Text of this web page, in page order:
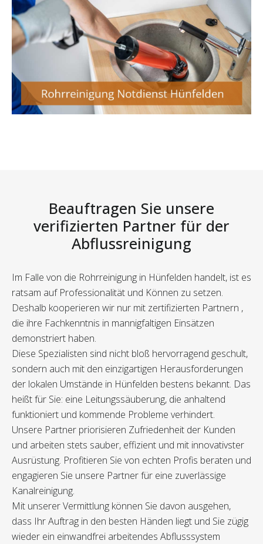
Beauftragen Sie unsere
verifizierten Partner für der
Abflussreinigung
Im Falle von die Rohrreinigung in Hünfelden handelt, ist es
ratsam auf Professionalität und Können zu setzen.
Deshalb kooperieren wir nur mit zertifizierten Partnern ,
die ihre Fachkenntnis in mannigfaltigen Einsätzen
demonstriert haben.
Diese Spezialisten sind nicht bloß hervorragend geschult,
sondern auch mit den einzigartigen Herausforderungen
der lokalen Umstände in Hünfelden bestens bekannt. Das
heißt für Sie: eine Leitungssäuberung, die anhaltend
funktioniert und kommende Probleme verhindert.
Unsere Partner priorisieren Zufriedenheit der Kunden
und arbeiten stets sauber, effizient und mit innovativster
Ausrüstung. Profitieren Sie von echten Profis beraten und
engagieren Sie unsere Partner für eine zuverlässige
Kanalreinigung.
Mit unserer Vermittlung können Sie davon ausgehen,
dass Ihr Auftrag in den besten Händen liegt und Sie zügig
wieder ein einwandfrei arbeitendes Abflusssystem